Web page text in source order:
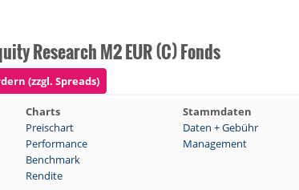
Research M2 EUR (C) Fonds
(zzgl. Spreads)
Charts Stammdaten
Preischart Daten + Gebühr
Performance Management
Benchmark
Rendite